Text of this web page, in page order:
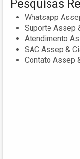
Pesquisas
Whatsapp
Suporte Assep
Atendimento
SAC Assep &
Contato Assep